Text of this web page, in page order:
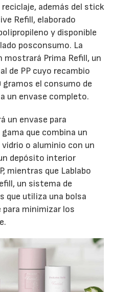
reciclaje, además del stick
Refill, elaborado
y disponible
posconsumo. La
mostrará Prima Refill, un
de PP cuyo recambio
gramos el consumo de
un envase completo.
un envase para
que combina un
o aluminio con un
depósito interior
mientras que Lablabo
un sistema de
que utiliza una bolsa
minimizar los